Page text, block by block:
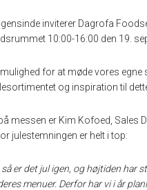
inviterer Dagrofa
10:00-16:00 den 19.
for at møde vores
og inspiration til
messen er Kim Kofoed, Sales
julestemningen er helt i top:
så er det jul igen, og højtiden har
menuer. Derfor har vi i år